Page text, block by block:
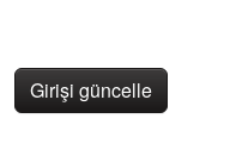
Girişi güncelle